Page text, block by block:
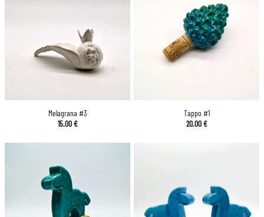
Melagrana #3
15.00€
Tappo #1
20.00€